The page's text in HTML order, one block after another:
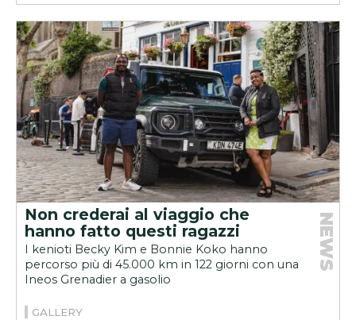
Non crederai al viaggio che
hanno fatto questi ragazzi
I kenioti Becky Kim e Bonnie Koko hanno
percorso più di 45.000 km in 122 giorni con una
Ineos Grenadier a gasolio
NEWS
GALLERY